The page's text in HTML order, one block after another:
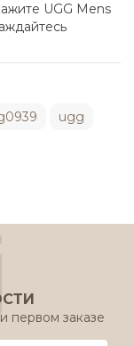
UGG Mens
ugg
первом заказе